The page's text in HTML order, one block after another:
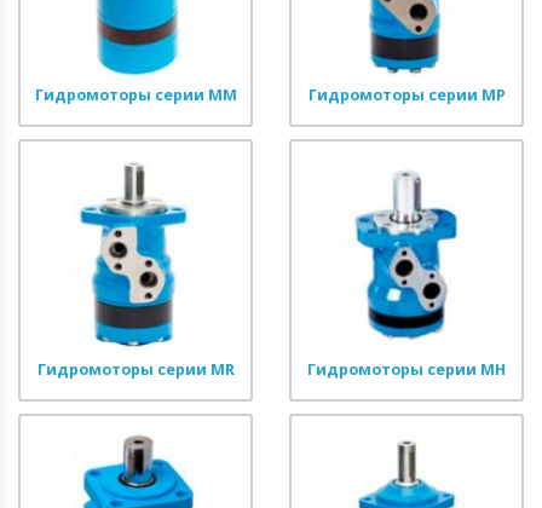
Гидромоторы серии MM Гидромоторы серии MP
Гидромоторы серии MR Гидромоторы серии MH